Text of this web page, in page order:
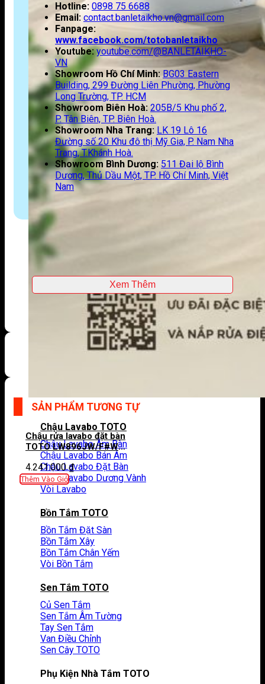
Chậu Lavabo TOTO
Chậu Lavabo Âm Bàn
Chậu Lavabo Bán Âm
Chậu Lavabo Đặt Bàn
Chậu Lavabo Dương Vành
Vòi Lavabo
Bồn Tắm TOTO
Bồn Tắm Đặt Sàn
Bồn Tắm Xây
Bồn Tắm Chân Yếm
Vòi Bồn Tắm
Sen Tắm TOTO
Củ Sen Tắm
Sen Tắm Âm Tường
Tay Sen Tắm
Van Điều Chỉnh
Sen Cây TOTO
Phụ Kiện Nhà Tắm TOTO
Hotline: 0898 75 6688
Email: contact.banletaikho.vn@gmail.com
Fanpage:
www.facebook.com/totobanletaikho
Youtube: youtube.com/@BANLETAIKHO-
VN
Showroom Hồ Chí Minh: BG03 Eastern
Building, 299 Đường Liên Phường, Phường
Long Trường, TP. HCM
Showroom Biên Hoà: 205B/5 Khu phố 2,
P. Tân Biên, TP. Biên Hoà.
Showroom Nha Trang: LK 19 Lô 16
Đường số 20 Khu đô thị Mỹ Gia, P. Nam Nha
Trang, T.Khánh Hoà.
Showroom Bình Dương: 511 Đại lộ Bình
Dương, Thủ Dầu Một, TP. Hồ Chí Minh, Việt
Nam
Xem Thêm
SẢN PHẨM TƯƠNG TỰ
Chậu rửa lavabo đặt bàn
TOTO LW896JW/F#W
(LW896JWFW) màu
trắng
4.241.000₫
Thêm Vào Giỏ